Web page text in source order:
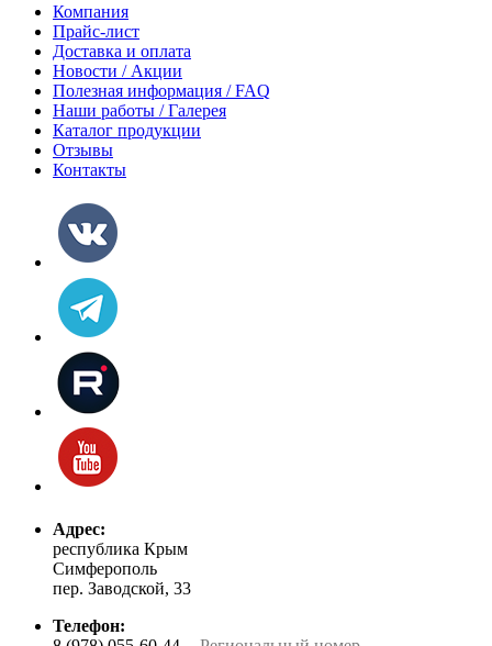
Компания
Прайс-лист
Доставка и оплата
Новости / Акции
Полезная информация / FAQ
Наши работы / Галерея
Каталог продукции
Отзывы
Контакты
Адрес:
республика Крым
Симферополь
пер. Заводской, 33
Телефон: